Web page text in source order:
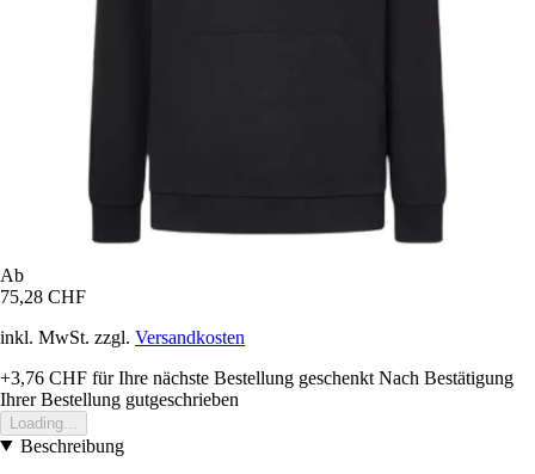
Ab
75,28 CHF
inkl. MwSt. zzgl. Versandkosten
+3,76 CHF für Ihre nächste Bestellung geschenkt Nach Bestätigung
Ihrer Bestellung gutgeschrieben
Loading...
Beschreibung